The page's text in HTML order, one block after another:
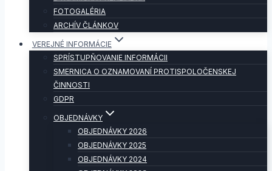
FOTOGALÉRIA
ARCHÍV ČLÁNKOV
VEREJNÉ INFORMÁCIE
SPRÍSTUPŇOVANIE INFORMÁCII
SMERNICA O OZNAMOVANÍ PROTISPOLOČENSKEJ
ČINNOSTI
GDPR
OBJEDNÁVKY
OBJEDNÁVKY 2026
OBJEDNÁVKY 2025
OBJEDNÁVKY 2024